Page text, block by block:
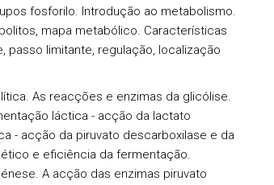
fosforilo. Introdução ao metabolismo.
mapa metabólico. Características
passo limitante, regulação, localização
As reacções e enzimas da glicólise.
láctica - acção da lactato
- acção da piruvato descarboxilase e da
e eficiência da fermentação.
A acção das enzimas piruvato